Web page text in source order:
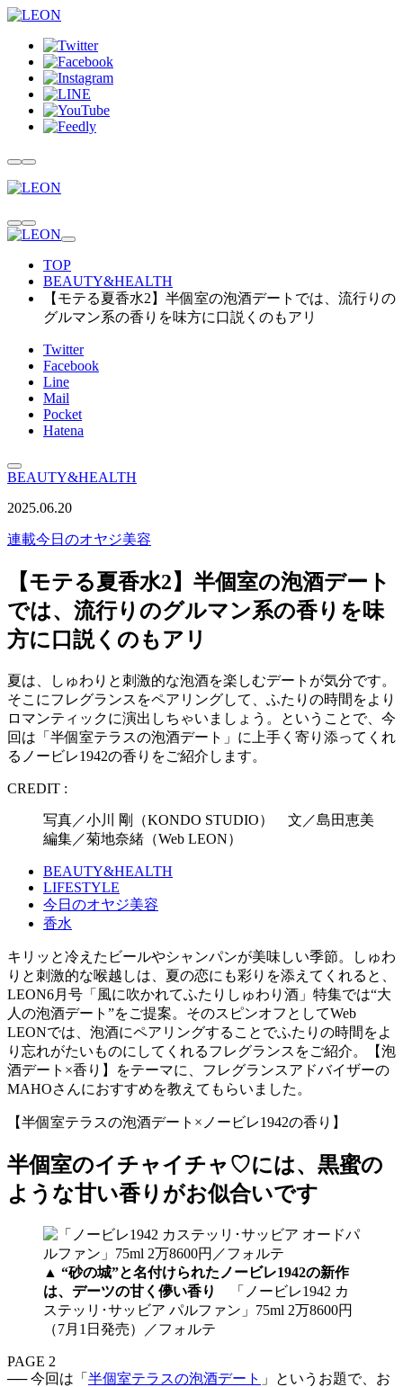
TOP
BEAUTY&HEALTH
【モテる夏香水2】半個室の泡酒デートでは、流行りの
グルマン系の香りを味方に口説くのもアリ
Twitter
Facebook
Line
Mail
Pocket
Hatena
BEAUTY&HEALTH
2025.06.20
連載今日のオヤジ美容
【モテる夏香水2】半個室の泡酒デート
では、流行りのグルマン系の香りを味
方に口説くのもアリ
夏は、しゅわりと刺激的な泡酒を楽しむデートが気分です。
そこにフレグランスをペアリングして、ふたりの時間をより
ロマンティックに演出しちゃいましょう。ということで、今
回は「半個室テラスの泡酒デート」に上手く寄り添ってくれ
るノービレ1942の香りをご紹介します。
CREDIT :
写真／小川 剛（KONDO STUDIO） 文／島田恵美
編集／菊地奈緒（Web LEON）
BEAUTY&HEALTH
LIFESTYLE
今日のオヤジ美容
香水
キリッと冷えたビールやシャンパンが美味しい季節。しゅわ
りと刺激的な喉越しは、夏の恋にも彩りを添えてくれると、
LEON6月号「風に吹かれてふたりしゅわり酒」特集では“大
人の泡酒デート”をご提案。そのスピンオフとしてWeb
LEONでは、泡酒にペアリングすることでふたりの時間をよ
り忘れがたいものにしてくれるフレグランスをご紹介。【泡
酒デート×香り】をテーマに、フレグランスアドバイザーの
MAHOさんにおすすめを教えてもらいました。
【半個室テラスの泡酒デート×ノービレ1942の香り】
半個室のイチャイチャ♡には、黒蜜の
ような甘い香りがお似合いです
▲ “砂の城”と名付けられたノービレ1942の新作
は、デーツの甘く儚い香り
「ノービレ1942 カ
ステッリ･サッビア パルファン」75ml 2万8600円
（7月1日発売）／フォルテ
PAGE 2
── 今回は「 半個室テラスの泡酒デート 」というお題で、お